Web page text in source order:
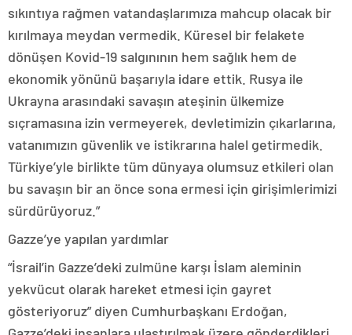
sıkıntıya rağmen vatandaşlarımıza mahcup olacak bir
kırılmaya meydan vermedik. Küresel bir felakete
dönüşen Kovid-19 salgınının hem sağlık hem de
ekonomik yönünü başarıyla idare ettik. Rusya ile
Ukrayna arasındaki savaşın ateşinin ülkemize
sıçramasına izin vermeyerek, devletimizin çıkarlarına,
vatanımızın güvenlik ve istikrarına halel getirmedik.
Türkiye’yle birlikte tüm dünyaya olumsuz etkileri olan
bu savaşın bir an önce sona ermesi için girişimlerimizi
sürdürüyoruz.”
Gazze’ye yapılan yardımlar
“İsrail’in Gazze’deki zulmüne karşı İslam aleminin
yekvücut olarak hareket etmesi için gayret
gösteriyoruz” diyen Cumhurbaşkanı Erdoğan,